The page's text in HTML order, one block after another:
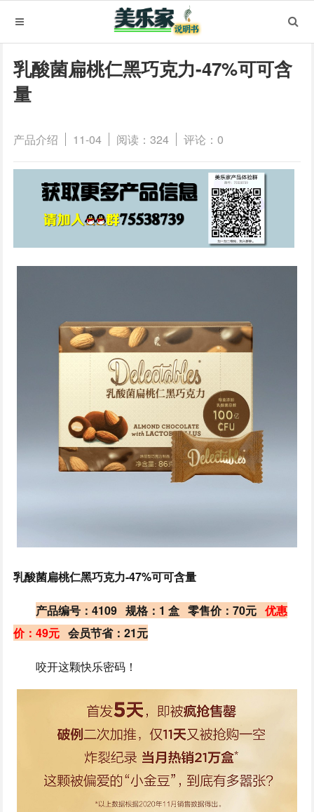
乳酸菌扁桃仁黑巧克力-47%可可含
量
产品介绍 11-04 阅读：324 评论：0
乳酸菌扁桃仁黑巧克力-47%可可含量
产品编号：4109 规格：1 盒 零售价：70元优惠
价：49元 会员节省：21元
咬开这颗快乐密码！